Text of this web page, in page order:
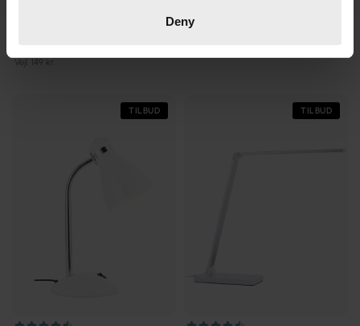
Deny
Vejl. 149 kr.
Jerry 43cm skrivebordslampe
TILBUD TILBUD